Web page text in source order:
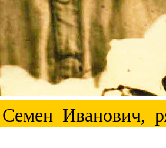
Иванович,